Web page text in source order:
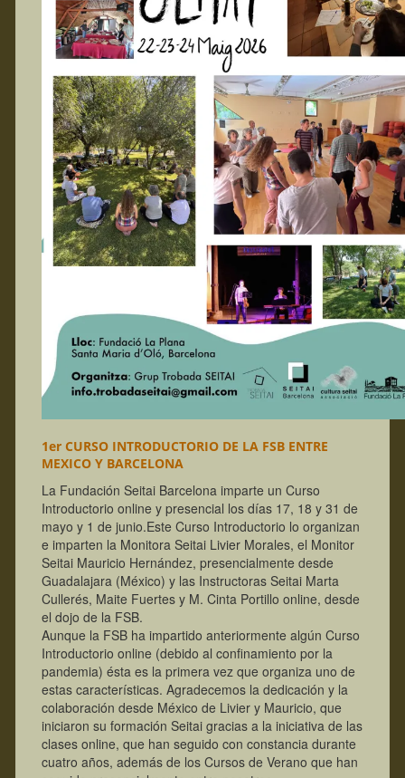
1er CURSO INTRODUCTORIO DE LA FSB ENTRE
MEXICO Y BARCELONA
La Fundación Seitai Barcelona imparte un Curso
Introductorio online y presencial los días 17, 18 y 31 de
mayo y 1 de junio.Este Curso Introductorio lo organizan
e imparten la Monitora Seitai Livier Morales, el Monitor
Seitai Mauricio Hernández, presencialmente desde
Guadalajara (México) y las Instructoras Seitai Marta
Cullerés, Maite Fuertes y M. Cinta Portillo online, desde
el dojo de la FSB.
Aunque la FSB ha impartido anteriormente algún Curso
Introductorio online (debido al confinamiento por la
pandemia) ésta es la primera vez que organiza uno de
estas características. Agradecemos la dedicación y la
colaboración desde México de Livier y Mauricio, que
iniciaron su formación Seitai gracias a la iniciativa de las
clases online, que han seguido con constancia durante
cuatro años, además de los Cursos de Verano que han